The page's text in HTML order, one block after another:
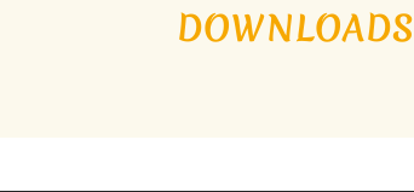
DOWNLOADS